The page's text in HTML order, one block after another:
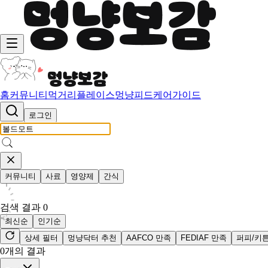
홈커뮤니티 먹거리 플레이스멍냥피드케어가이드
로그인
커뮤니티 사료 영양제 간식
검색 결과 0
최신순
인기순
상세 필터
멍냥닥터 추천 AAFCO 만족 FEDIAF 만족 퍼피/키
0개의 결과